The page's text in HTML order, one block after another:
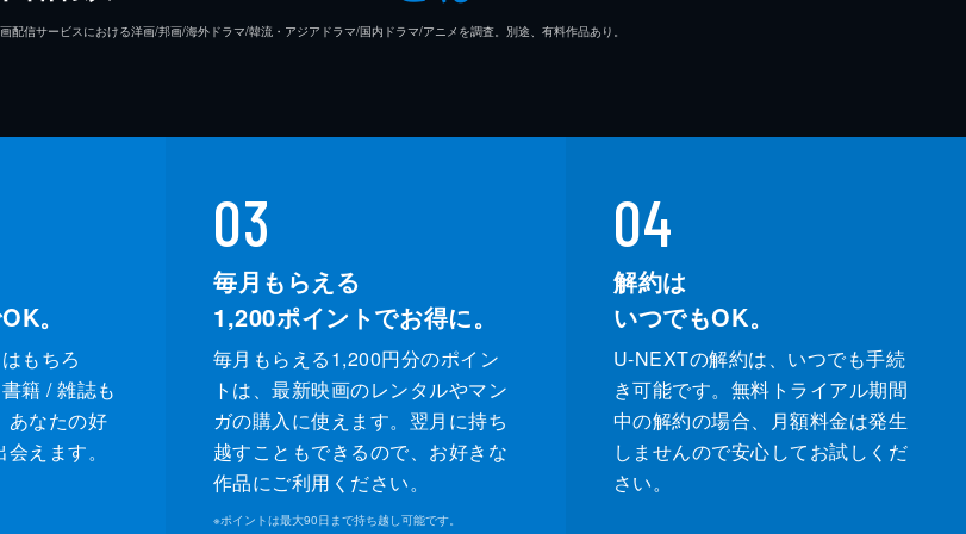
信サービスにおける洋画/邦画/海外ドラマ/韓流・アジアドラマ/国内ドラマ/アニメを調査。別途、有料作品あり。
。
もちろ
籍 / 雑誌も
あなたの好
えます。
03
毎月もらえる
1,200ポイントでお得に。
毎月もらえる1,200円分のポイン
トは、最新映画のレンタルやマン
ガの購入に使えます。翌月に持ち
越すこともできるので、お好きな
作品にご利用ください。
※ポイントは最大90日まで持ち越し可能です。
04
解約は
いつでもOK。
U-NEXTの解約は、いつでも手続
き可能です。無料トライアル期間
中の解約の場合、月額料金は発生
しませんので安心してお試しくだ
さい。